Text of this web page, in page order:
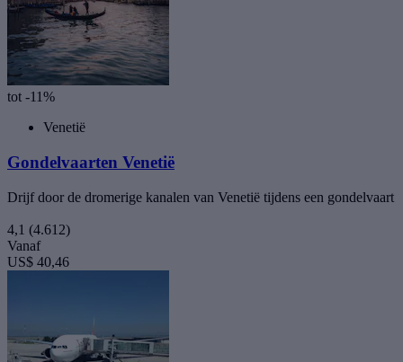
tot -11%
Venetië
Gondelvaarten Venetië
Drijf door de dromerige kanalen van Venetië tijdens een gondelvaart
4,1 (4.612)
Vanaf
US$ 40,46